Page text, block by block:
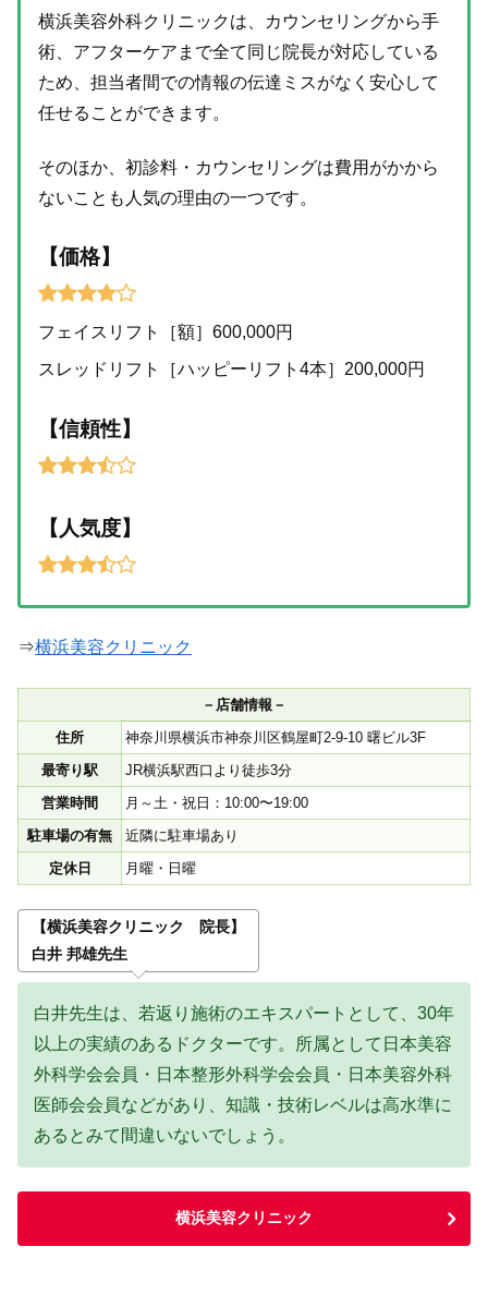
横浜美容外科クリニックは、カウンセリングから手
術、アフターケアまで全て同じ院長が対応している
ため、担当者間での情報の伝達ミスがなく安心して
任せることができます。
そのほか、初診料・カウンセリングは費用がかから
ないことも人気の理由の一つです。
【価格】
フェイスリフト［額］600,000円
スレッドリフト［ハッピーリフト4本］200,000円
【信頼性】
【人気度】
⇒横浜美容クリニック
－店舗情報－
住所
神奈川県横浜市神奈川区鶴屋町2-9-10 曙ビル3F
最寄り駅
JR横浜駅西口より徒歩3分
営業時間
月～土・祝日：10:00〜19:00
駐車場の有無
近隣に駐車場あり
定休日
月曜・日曜
【横浜美容クリニック 院長】
白井 邦雄先生
白井先生は、若返り施術のエキスパートとして、30年
以上の実績のあるドクターです。所属として日本美容
外科学会会員・日本整形外科学会会員・日本美容外科
医師会会員などがあり、知識・技術レベルは高水準に
あるとみて間違いないでしょう。
横浜美容クリニック